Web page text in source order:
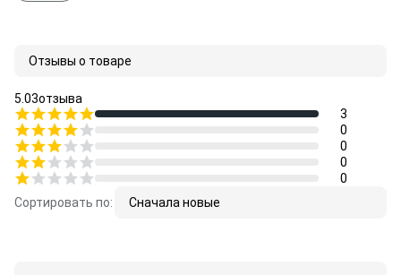
Отзывы о товаре
5.03отзыва
3
0
0
0
0
Сортировать по:
Сначала новые